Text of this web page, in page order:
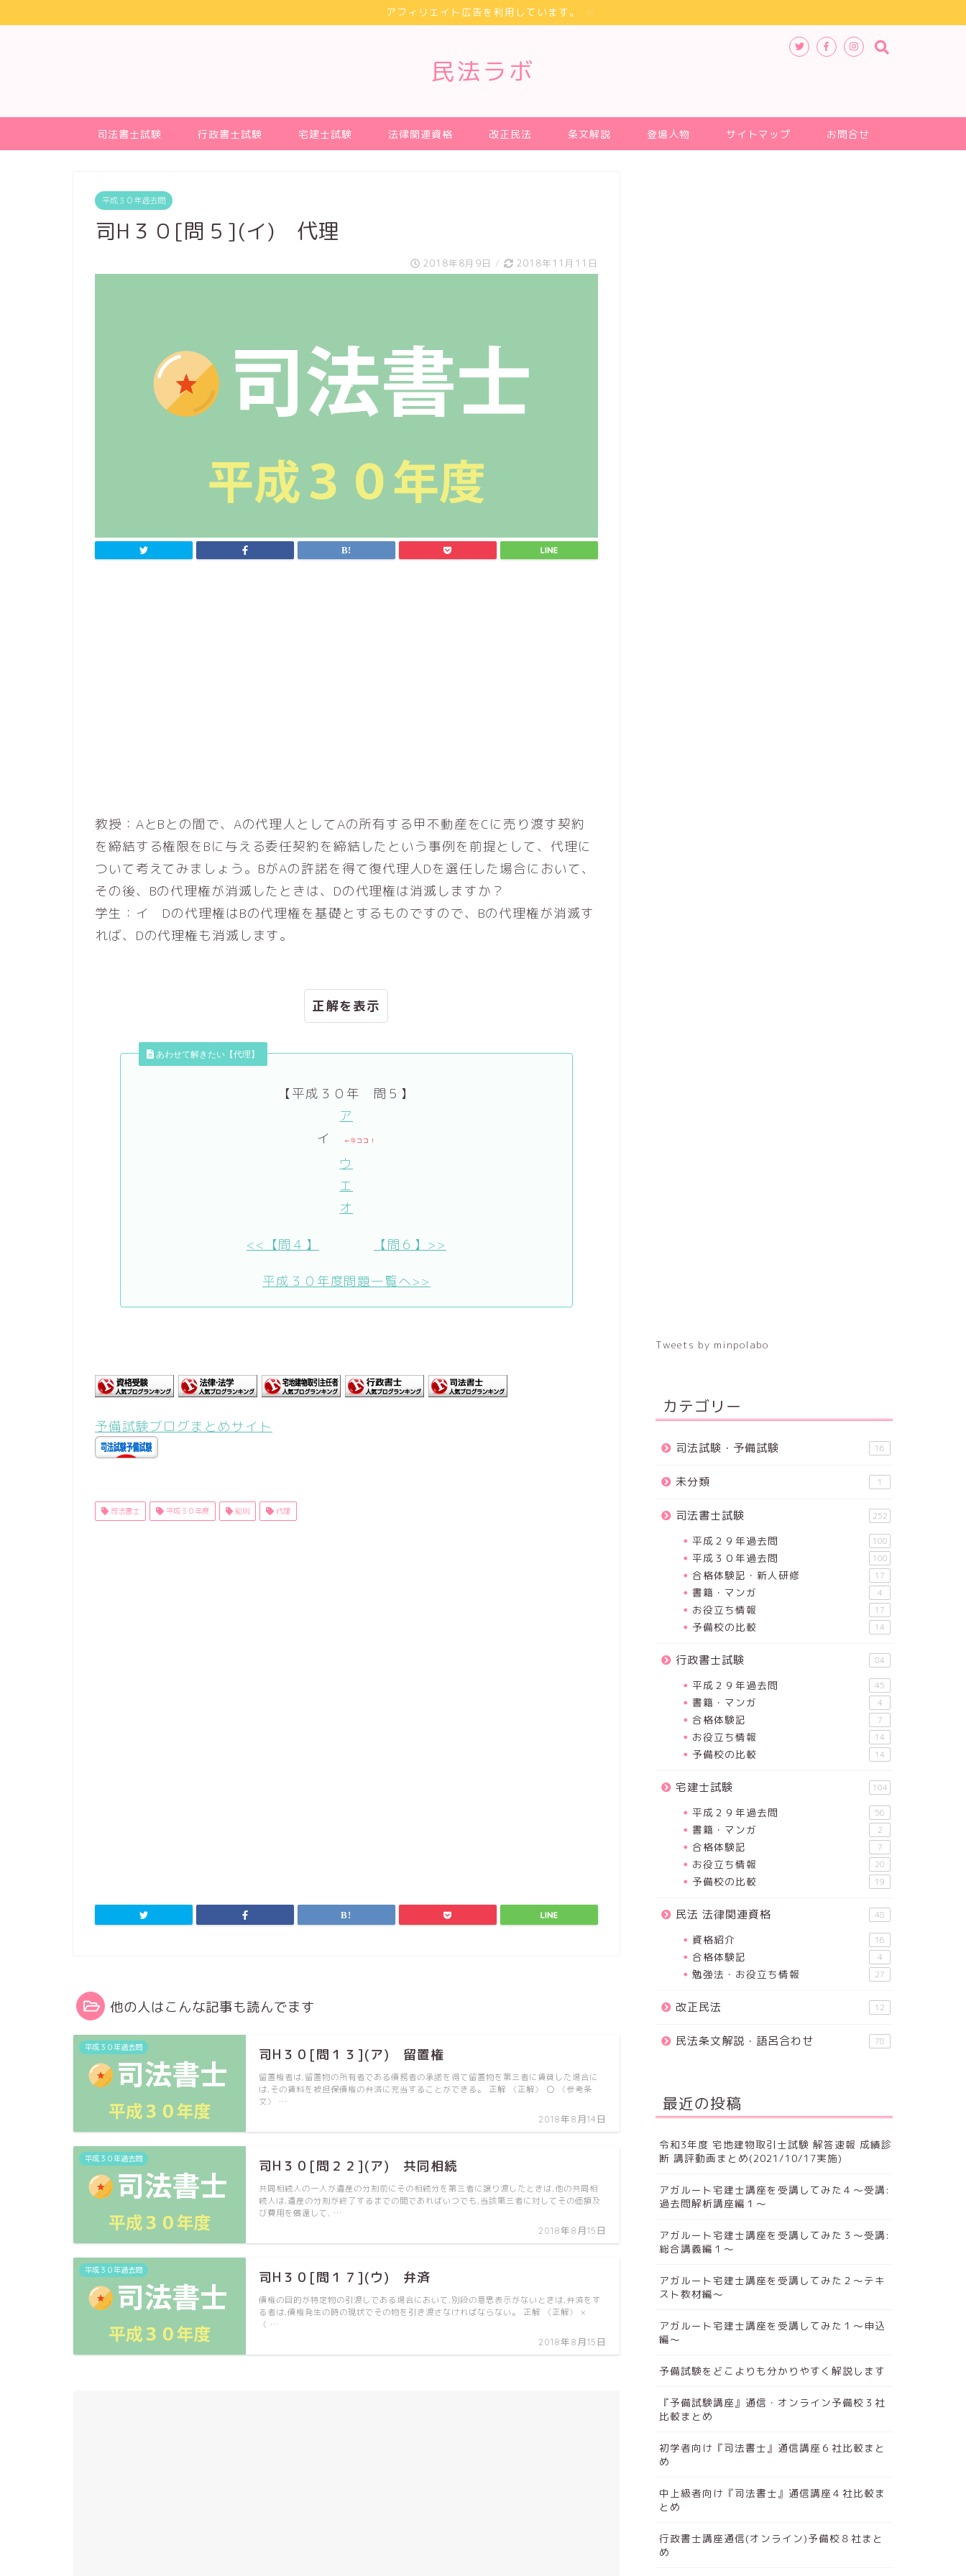
アフィリエイト広告を利用しています。
民法ラボ
司法書士試験 行政書士試験 宅建士試験 法律関連資格 改正民法 条文解説 登場人物 サイトマップ お問合せ
平成３０年過去問
司H３０[問５](イ) 代理
2018年8月9日 / 2018年11月11日
教授：AとBとの間で、Aの代理人としてAの所有する甲不動産をCに売り渡す契約
を締結する権限をBに与える委任契約を締結したという事例を前提として、代理に
ついて考えてみましょう。BがAの許諾を得て復代理人Dを選任した場合において、
その後、Bの代理権が消滅したときは、Dの代理権は消滅しますか？
学生：イ Dの代理権はBの代理権を基礎とするものですので、Bの代理権が消滅す
れば、Dの代理権も消滅します。
正解
あわせて解きたい【代理】
【平成３０年 問５】
ア
イ
←今ココ！
ウ
エ
オ
<<【問４】 【問６】>>
平成３０年度問題一覧へ>>
予備試験ブログまとめサイト
司法書士 平成３０年度 総則 代理
他の人はこんな記事も読んでます
平成３０年過去問 司H３０[問１３](ア) 留置権
2018年8月14日
留置権者は,留置物の所有者である債務者の承諾を得て留置物を第三者に賃貸した場合に
は,その賃料を被担保債権の弁済に充当することができる。 正解 〈正解〉 〇 〈参考条
文〉 …
平成３０年過去問 司H３０[問２２](ア) 共同相続
2018年8月15日
共同相続人の一人が遺産の分割前にその相続分を第三者に譲り渡したときは,他の共同相
続人は,遺産の分割が終了するまでの間であればいつでも,当該第三者に対してその価額及
び費用を償還して, …
平成３０年過去問 司H３０[問１７](ウ) 弁済
2018年8月15日
債権の目的が特定物の引渡しである場合において,別段の意思表示がないときは,弁済をす
る者は,債権発生の時の現状でその物を引き渡さなければならない。 正解 〈正解〉 ×
〈 …
Tweets by minpolabo
カテゴリー
司法試験・予備試験 16
未分類 1
司法書士試験 252
平成２９年過去問 100
平成３０年過去問 100
合格体験記・新人研修 17
書籍・マンガ 4
お役立ち情報 17
予備校の比較 14
行政書士試験 84
平成２９年過去問 45
書籍・マンガ 4
合格体験記 7
お役立ち情報 14
予備校の比較 14
宅建士試験 104
平成２９年過去問 56
書籍・マンガ 2
合格体験記 7
お役立ち情報 20
予備校の比較 19
民法 法律関連資格 48
資格紹介 16
合格体験記 4
勉強法・お役立ち情報 27
改正民法 12
民法条文解説・語呂合わせ 78
最近の投稿
令和3年度 宅地建物取引士試験 解答速報 成績診
断 講評動画まとめ(2021/10/17実施)
アガルート宅建士講座を受講してみた４～受講:
過去問解析講座編１～
アガルート宅建士講座を受講してみた３～受講:
総合講義編１～
アガルート宅建士講座を受講してみた２～テキ
スト教材編～
アガルート宅建士講座を受講してみた１～申込
編～
予備試験をどこよりも分かりやすく解説します
『予備試験講座』通信・オンライン予備校３社
比較まとめ
初学者向け『司法書士』通信講座６社比較まと
め
中上級者向け『司法書士』通信講座４社比較ま
とめ
行政書士講座通信(オンライン)予備校８社まと
め